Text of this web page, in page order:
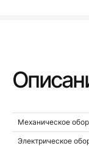
Механическое
Электрическое